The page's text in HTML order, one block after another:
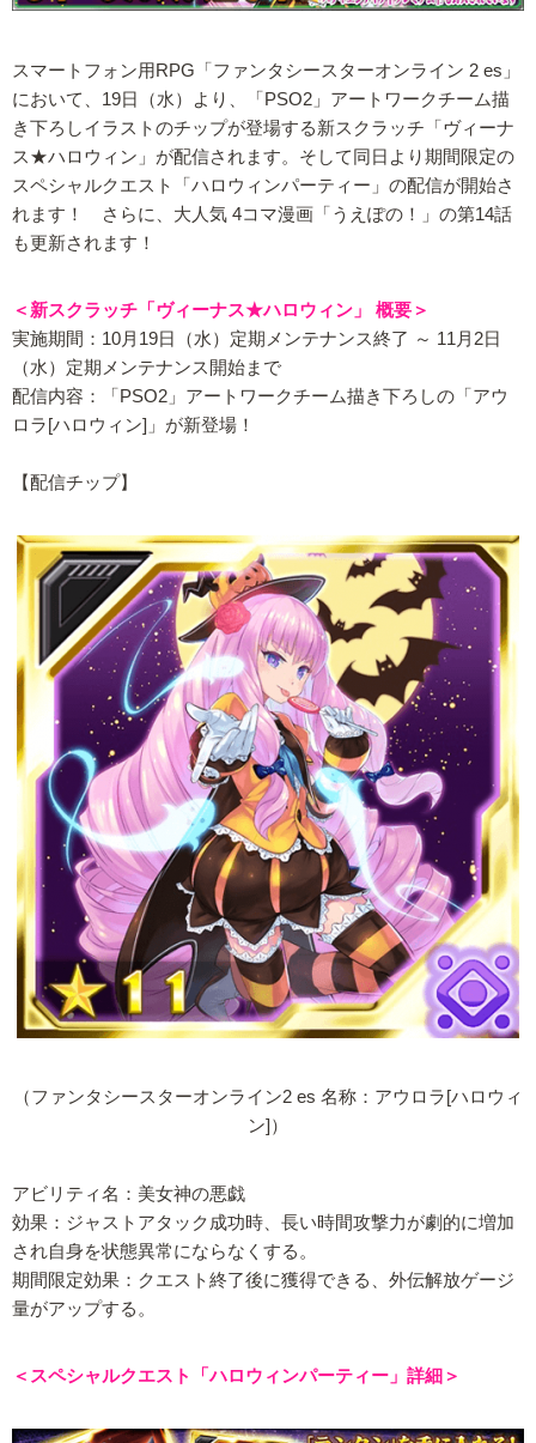
スマートフォン用RPG「ファンタシースターオンライン 2 es」
において、19日（水）より、「PSO2」アートワークチーム描
き下ろしイラストのチップが登場する新スクラッチ「ヴィーナ
ス★ハロウィン」が配信されます。そして同日より期間限定の
スペシャルクエスト「ハロウィンパーティー」の配信が開始さ
れます！ さらに、大人気 4コマ漫画「うえぽの！」の第14話
も更新されます！
＜新スクラッチ「ヴィーナス★ハロウィン」 概要＞
実施期間：10月19日（水）定期メンテナンス終了 ～ 11月2日
（水）定期メンテナンス開始まで
配信内容：「PSO2」アートワークチーム描き下ろしの「アウ
ロラ[ハロウィン]」が新登場！
【配信チップ】
（ファンタシースターオンライン2 es 名称：アウロラ[ハロウィ
ン]）
アビリティ名：美女神の悪戯
効果：ジャストアタック成功時、長い時間攻撃力が劇的に増加
され自身を状態異常にならなくする。
期間限定効果：クエスト終了後に獲得できる、外伝解放ゲージ
量がアップする。
＜スペシャルクエスト「ハロウィンパーティー」詳細＞